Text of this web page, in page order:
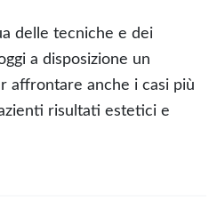
delle tecniche e dei
a disposizione un
affrontare anche i casi più
risultati estetici e